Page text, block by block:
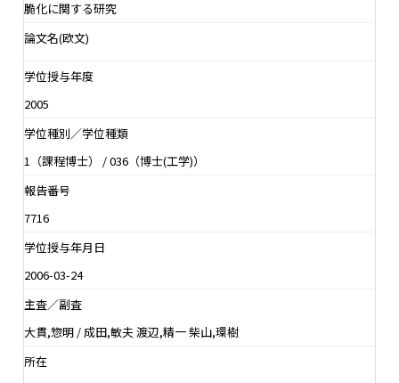
脆化に関する研究
論文名(欧文)
学位授与年度
2005
学位種別／学位種類
1（課程博士） / 036（博士(工学)）
報告番号
7716
学位授与年月日
2006-03-24
主査／副査
大貫,惣明 / 成田,敏夫 渡辺,精一 柴山,環樹
所在